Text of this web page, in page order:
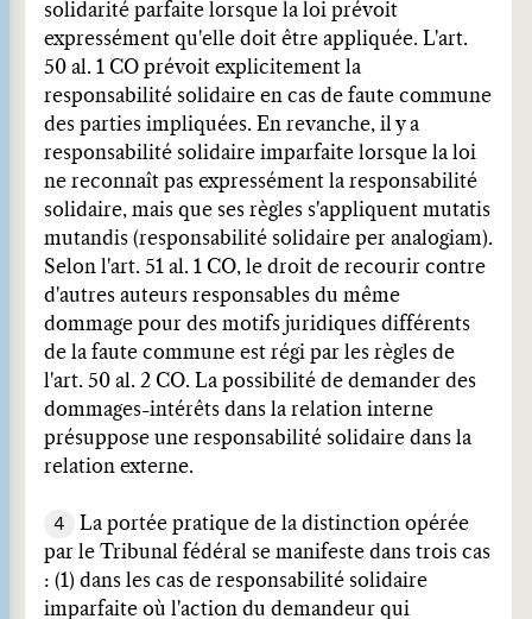
solidarité parfaite lorsque la loi prévoit
expressément qu'elle doit être appliquée. L'art.
50 al. 1 CO prévoit explicitement la
responsabilité solidaire en cas de faute commune
des parties impliquées. En revanche, il y a
responsabilité solidaire imparfaite lorsque la loi
ne reconnaît pas expressément la responsabilité
solidaire, mais que ses règles s'appliquent mutatis
mutandis (responsabilité solidaire per analogiam).
Selon l'art. 51 al. 1 CO, le droit de recourir contre
d'autres auteurs responsables du même
dommage pour des motifs juridiques différents
de la faute commune est régi par les règles de
l'art. 50 al. 2 CO. La possibilité de demander des
dommages-intérêts dans la relation interne
présuppose une responsabilité solidaire dans la
relation externe.
4
La portée pratique de la distinction opérée
par le Tribunal fédéral se manifeste dans trois cas
: (1) dans les cas de responsabilité solidaire
imparfaite où l'action du demandeur qui